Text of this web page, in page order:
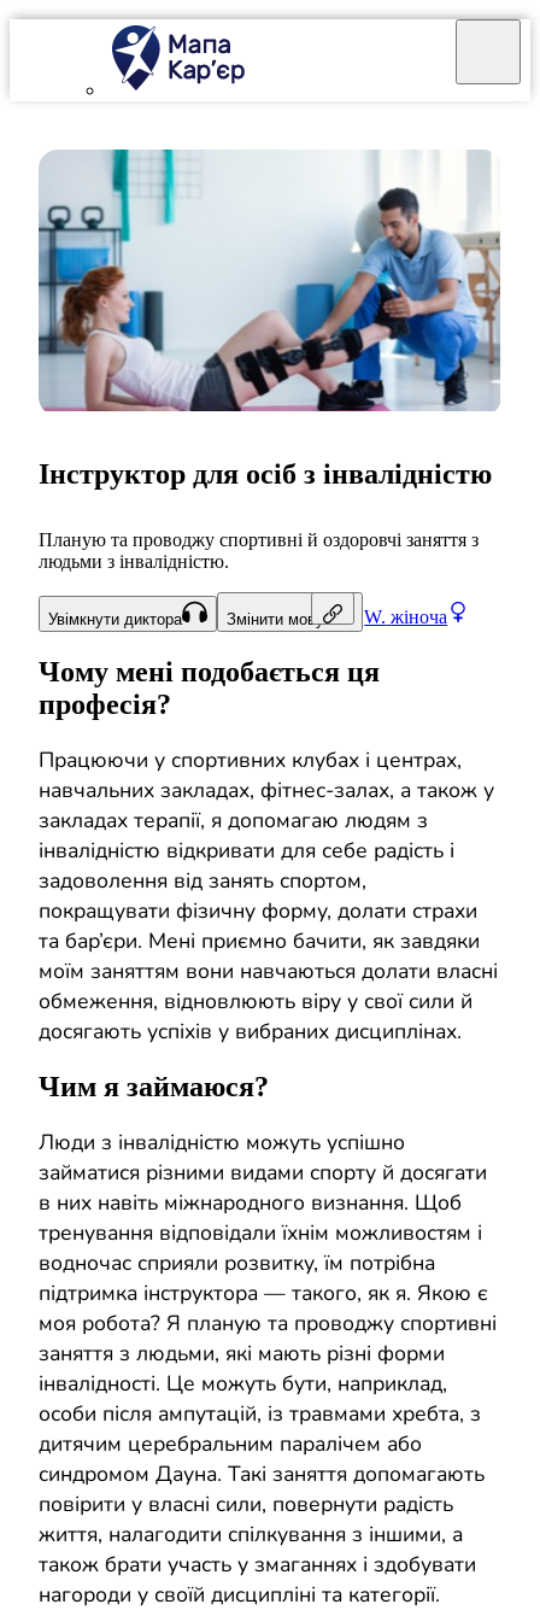
W. жіноча
Інструктор для осіб з інвалідністю
Планую та проводжу спортивні й оздоровчі заняття з
людьми з інвалідністю.
Увімкнути диктора Змінити мову
Чому мені подобається ця
професія?
Працюючи у спортивних клубах і центрах,
навчальних закладах, фітнес-залах, а також у
закладах терапії, я допомагаю людям з
інвалідністю відкривати для себе радість і
задоволення від занять спортом,
покращувати фізичну форму, долати страхи
та бар’єри. Мені приємно бачити, як завдяки
моїм заняттям вони навчаються долати власні
обмеження, відновлюють віру у свої сили й
досягають успіхів у вибраних дисциплінах.
Чим я займаюся?
Люди з інвалідністю можуть успішно
займатися різними видами спорту й досягати
в них навіть міжнародного визнання. Щоб
тренування відповідали їхнім можливостям і
водночас сприяли розвитку, їм потрібна
підтримка інструктора — такого, як я. Якою є
моя робота? Я планую та проводжу спортивні
заняття з людьми, які мають різні форми
інвалідності. Це можуть бути, наприклад,
особи після ампутацій, із травмами хребта, з
дитячим церебральним паралічем або
синдромом Дауна. Такі заняття допомагають
повірити у власні сили, повернути радість
життя, налагодити спілкування з іншими, а
також брати участь у змаганнях і здобувати
нагороди у своїй дисципліні та категорії.